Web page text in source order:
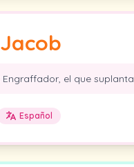
Jacob
Engraffador, el que suplanta
Español